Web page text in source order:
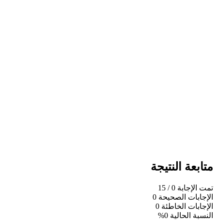
متابعة النتيجة
تمت الإجابة 0
/ 15
الإجابات الصحيحة 0
الإجابات الخاطئة 0
النسبة الحالية 0%